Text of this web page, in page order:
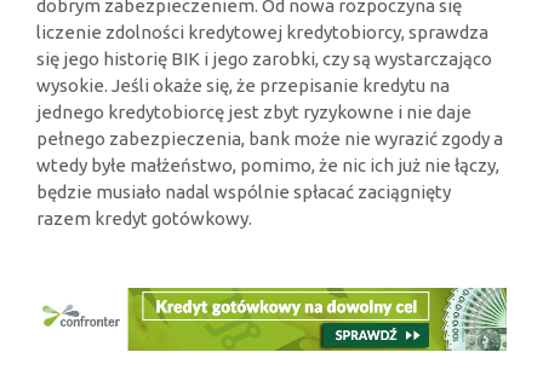
dobrym zabezpieczeniem. Od nowa rozpoczyna się
liczenie zdolności kredytowej kredytobiorcy, sprawdza
się jego historię BIK i jego zarobki, czy są wystarczająco
wysokie. Jeśli okaże się, że przepisanie kredytu na
jednego kredytobiorcę jest zbyt ryzykowne i nie daje
pełnego zabezpieczenia, bank może nie wyrazić zgody a
wtedy byłe małżeństwo, pomimo, że nic ich już nie łączy,
będzie musiało nadal wspólnie spłacać zaciągnięty
razem kredyt gotówkowy.